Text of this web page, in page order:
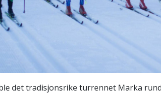
det tradisjonsrike turrennet Marka